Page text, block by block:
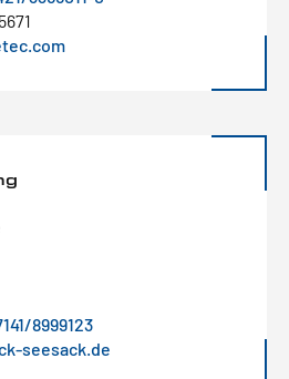
8999123
seesack.de